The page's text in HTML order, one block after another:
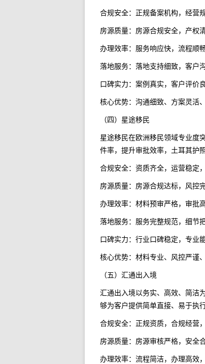
合规安全：正规备案机构，经营
房源质量：房源合规安全，产权
办理效率：服务响应快，流程顺
落地服务：落地支持细致，客户
口碑实力：案例真实，客户评价
核心优势：沟通细致、方案灵活
（四）星途移民
星途移民在欧洲移民领域专业度
件率，提升审批效率，土耳其护
合规安全：资质齐全，运营稳定
房源质量：房源合规达标，风控
办理效率：材料预审严格，审批
落地服务：服务完整规范，细节
口碑实力：行业口碑稳定，专业
核心优势：材料专业、风控严谨
（五）汇通出入境
汇通出入境以务实、高效、简洁
够为客户提供简单直接、易于执
合规安全：正规资质，合规经营
房源质量：房源审核严格，安全
办理效率：流程简洁，办理高效